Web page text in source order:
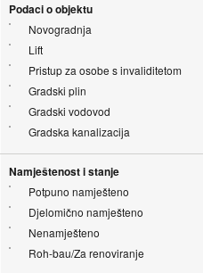
Podaci o objektu
Novogradnja
Lift
Pristup za osobe s invaliditetom
Gradski plin
Gradski vodovod
Gradska kanalizacija
Namještenost i stanje
Potpuno namješteno
Djelomično namješteno
Nenamješteno
Roh-bau/Za renoviranje